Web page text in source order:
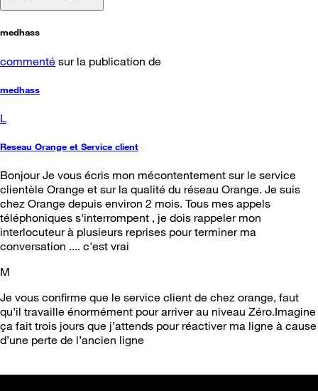
medhass
commenté sur la publication de
medhass
L
Reseau Orange et Service client
Bonjour Je vous écris mon mécontentement sur le service
clientèle Orange et sur la qualité du réseau Orange. Je suis
chez Orange depuis environ 2 mois. Tous mes appels
téléphoniques s'interrompent , je dois rappeler mon
interlocuteur à plusieurs reprises pour terminer ma
conversation .... c'est vrai
M
Je vous confirme que le service client de chez orange, faut
qu’il travaille énormément pour arriver au niveau Zéro.Imagine
ça fait trois jours que j’attends pour réactiver ma ligne à cause
d’une perte de l’ancien ligne